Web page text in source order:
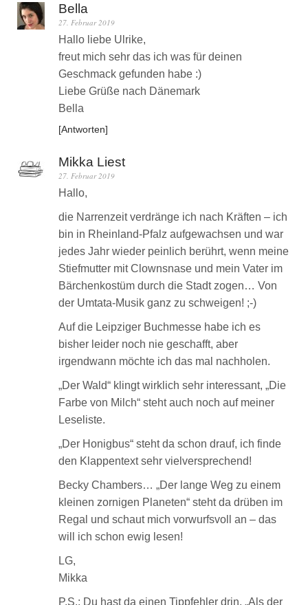
Bella
27. Februar 2019
Hallo liebe Ulrike,
freut mich sehr das ich was für deinen
Geschmack gefunden habe :)
Liebe Grüße nach Dänemark
Bella
Antworten
Mikka Liest
27. Februar 2019
Hallo,
die Narrenzeit verdränge ich nach Kräften – ich
bin in Rheinland-Pfalz aufgewachsen und war
jedes Jahr wieder peinlich berührt, wenn meine
Stiefmutter mit Clownsnase und mein Vater im
Bärchenkostüm durch die Stadt zogen… Von
der Umtata-Musik ganz zu schweigen! ;-)
Auf die Leipziger Buchmesse habe ich es
bisher leider noch nie geschafft, aber
irgendwann möchte ich das mal nachholen.
„Der Wald“ klingt wirklich sehr interessant, „Die
Farbe von Milch“ steht auch noch auf meiner
Leseliste.
„Der Honigbus“ steht da schon drauf, ich finde
den Klappentext sehr vielversprechend!
Becky Chambers… „Der lange Weg zu einem
kleinen zornigen Planeten“ steht da drüben im
Regal und schaut mich vorwurfsvoll an – das
will ich schon ewig lesen!
LG,
Mikka
P.S.: Du hast da einen Tippfehler drin, „Als der